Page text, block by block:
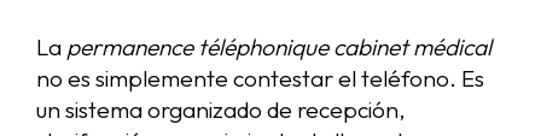
La permanence téléphonique cabinet médical
no es simplemente contestar el teléfono. Es
un sistema organizado de recepción,